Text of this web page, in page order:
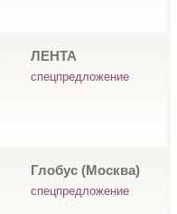
ЛЕНТА
спецпредложение
Глобус (Москва)
спецпредложение